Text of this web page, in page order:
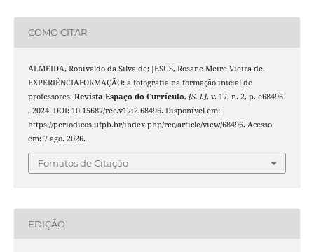
COMO CITAR
ALMEIDA, Ronivaldo da Silva de; JESUS, Rosane Meire Vieira de.
EXPERIÊNCIAFORMAÇÃO: a fotografia na formação inicial de
professores. Revista Espaço do Currículo, [S. l.], v. 17, n. 2, p. e68496
, 2024. DOI: 10.15687/rec.v17i2.68496. Disponível em:
https://periodicos.ufpb.br/index.php/rec/article/view/68496. Acesso
em: 7 ago. 2026.
Fomatos de Citação
EDIÇÃO